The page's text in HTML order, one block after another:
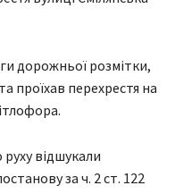
дорожньої розмітки,
проїхав перехрестя на
відшукали
за ч. 2 ст. 122